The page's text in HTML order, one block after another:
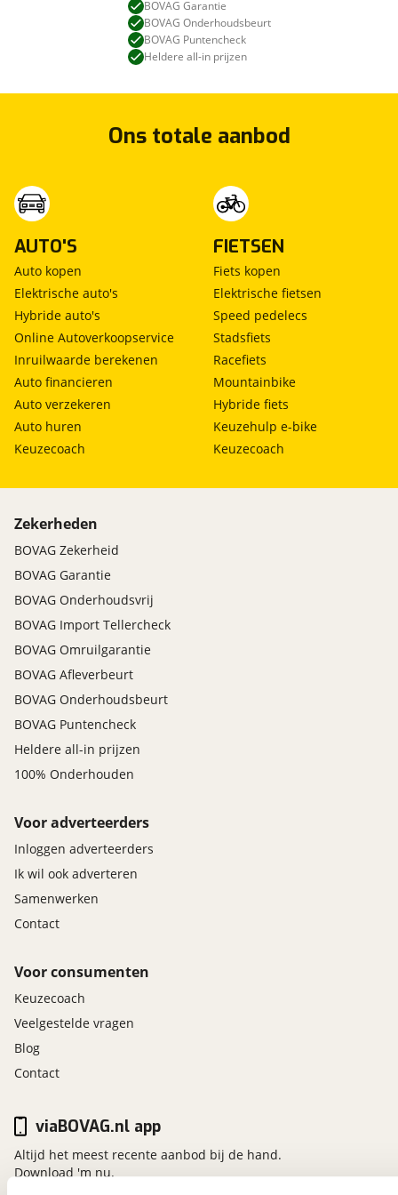
BOVAG Garantie
BOVAG Onderhoudsbeurt
BOVAG Puntencheck
Heldere all-in prijzen
Ons totale aanbod
AUTO'S
Auto kopen
Elektrische auto's
Hybride auto's
Online Autoverkoopservice
Inruilwaarde berekenen
Auto financieren
Auto verzekeren
Auto huren
Keuzecoach
FIETSEN
Fiets kopen
Elektrische fietsen
Speed pedelecs
Stadsfiets
Racefiets
Mountainbike
Hybride fiets
Keuzehulp e-bike
Keuzecoach
Zekerheden
BOVAG Zekerheid
BOVAG Garantie
BOVAG Onderhoudsvrij
BOVAG Import Tellercheck
BOVAG Omruilgarantie
BOVAG Afleverbeurt
BOVAG Onderhoudsbeurt
BOVAG Puntencheck
Heldere all-in prijzen
100% Onderhouden
Voor adverteerders
Inloggen adverteerders
Ik wil ook adverteren
Samenwerken
Contact
Voor consumenten
Keuzecoach
Veelgestelde vragen
Blog
Contact
viaBOVAG.nl app
Altijd het meest recente aanbod bij de hand.
Download 'm nu.